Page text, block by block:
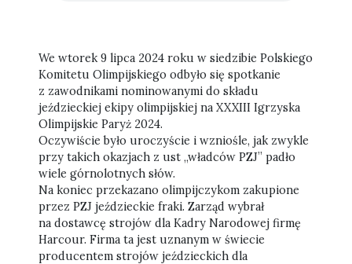
We wtorek 9 lipca 2024 roku w siedzibie Polskiego
Komitetu Olimpijskiego odbyło się spotkanie
z zawodnikami nominowanymi do składu
jeździeckiej ekipy olimpijskiej na XXXIII Igrzyska
Olimpijskie Paryż 2024.
Oczywiście było uroczyście i wzniośle, jak zwykle
przy takich okazjach z ust „władców PZJ” padło
wiele górnolotnych słów.
Na koniec przekazano olimpijczykom zakupione
przez PZJ jeździeckie fraki. Zarząd wybrał
na dostawcę strojów dla Kadry Narodowej firmę
Harcour. Firma ta jest uznanym w świecie
producentem strojów jeździeckich dla